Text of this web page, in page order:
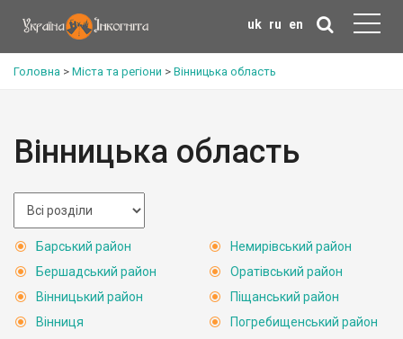
uk ru en
Головна > Міста та регіони > Вінницька область
Вінницька область
Барський район
Бершадський район
Вінницький район
Вінниця
Немирівський район
Оратівський район
Піщанський район
Погребищенський район